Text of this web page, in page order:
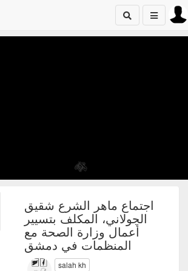
اجتماع ماهر الشرع شقيق
الجولاني، المكلف بتسيير
أعمال وزارة الصحة مع
المنظمات في دمشق
salah kh